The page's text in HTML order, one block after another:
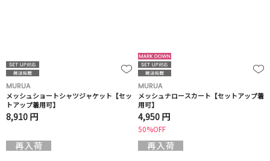
MURUA
メッシュショートシャツジャケット【セッ
トアップ着用可】
8,910 円
MURUA
メッシュナロースカート【セットアップ着
用可】
4,950 円
50%OFF